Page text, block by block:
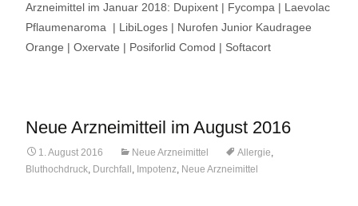
Arzneimittel im Januar 2018: Dupixent | Fycompa | Laevolac
Pflaumenaroma | LibiLoges | Nurofen Junior Kaudragee
Orange | Oxervate | Posiforlid Comod | Softacort
Neue Arzneimitteil im August 2016
1. August 2016 Neue Arzneimittel Allergie,
Bluthochdruck, Durchfall , Impotenz, Neue Arzneimittel